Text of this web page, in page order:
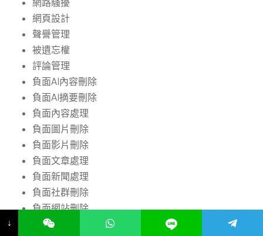
網路騷擾
網頁設計
聲譽管理
被遺忘權
評論管理
負面AI內容刪除
負面AI摘要刪除
負面內容處理
負面圖片刪除
負面影片刪除
負面文章處理
負面新聞處理
負面社群刪除
負面網站刪除
負面評論處理
↓